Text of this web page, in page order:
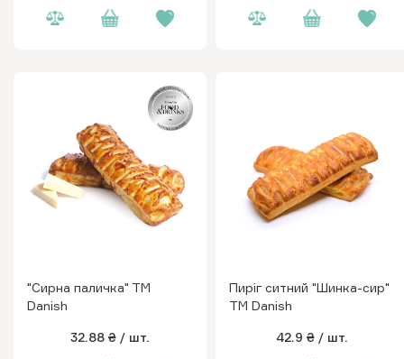
"Сирна паличка" ТМ
Danish
32.88 ₴ / шт.
Пиріг ситний "Шинка-сир"
ТМ Danish
42.9 ₴ / шт.